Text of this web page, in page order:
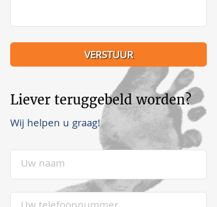
Liever teruggebeld worden?
Wij helpen u graag!